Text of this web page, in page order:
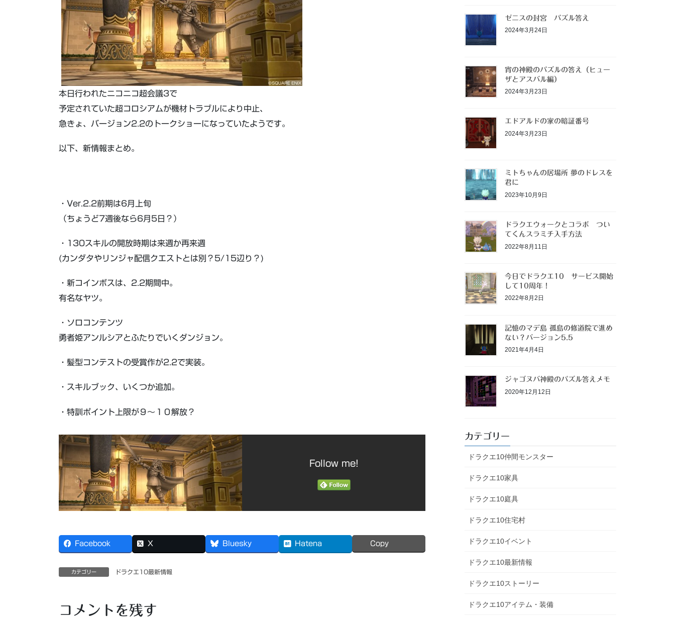
本日行われたニコニコ超会議3で
予定されていた超コロシアムが機材トラブルにより中止、
急きょ、バージョン2.2のトークショーになっていたようです。
以下、新情報まとめ。
・Ver.2.2前期は6月上旬
（ちょうど7週後なら6月5日？）
・130スキルの開放時期は来週か再来週
(カンダタやリンジャ配信クエストとは別？5/15辺り？)
・新コインボスは、2.2期間中。
有名なヤツ。
・ソロコンテンツ
勇者姫アンルシアとふたりでいくダンジョン。
・髪型コンテストの受賞作が2.2で実装。
・スキルブック、いくつか追加。
・特訓ポイント上限が９～１０解放？
Follow me!
Facebook X Bluesky Hatena Copy
カテゴリー ドラクエ10最新情報
コメントを残す
ゼニスの封宮 パズル答え
2024年3月24日
宵の神殿のパズルの答え（ヒュー
ザとアスバル編）
2024年3月23日
エドアルドの家の暗証番号
2024年3月23日
ミトちゃんの居場所 夢のドレスを
君に
2023年10月9日
ドラクエウォークとコラボ つい
てくんスラミチ入手方法
2022年8月11日
今日でドラクエ10 サービス開始
して10周年！
2022年8月2日
記憶のマデ島 孤島の修道院で進め
ない？バージョン5.5
2021年4月4日
ジャゴヌバ神殿のパズル答えメモ
2020年12月12日
カテゴリー
ドラクエ10仲間モンスター
ドラクエ10家具
ドラクエ10庭具
ドラクエ10住宅村
ドラクエ10イベント
ドラクエ10最新情報
ドラクエ10ストーリー
ドラクエ10アイテム・装備